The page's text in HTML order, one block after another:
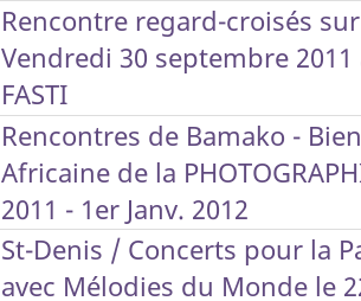
Rencontre regard-croisés
Vendredi 30 septembre 2011
FASTI
Rencontres de Bamako -
Africaine de la
2011 - 1er Janv. 2012
St-Denis / Concerts pour la
avec Mélodies du Monde le